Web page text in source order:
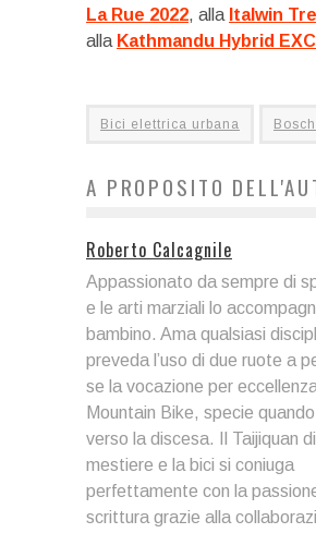
La Rue 2022, alla Italwin
alla Kathmandu Hybrid
Bici elettrica urbana Bosch
A PROPOSITO
Roberto Calcagnile
Appassionato da sempre di
e le arti marziali lo
bambino. Ama qualsiasi
preveda l’uso di due ruote a
se la vocazione per
Mountain Bike, specie
verso la discesa. Il Taijiquan
mestiere e la bici si coniuga
perfettamente con la
scrittura grazie alla